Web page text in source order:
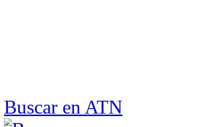
Buscar en ATN